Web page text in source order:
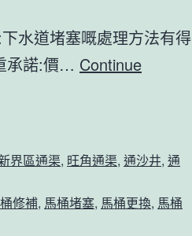
水道堵塞嘅處理方法有得
承諾:價… Continue
界區通渠, 旺角通渠, 通沙井, 通
修補, 馬桶堵塞, 馬桶更換, 馬桶